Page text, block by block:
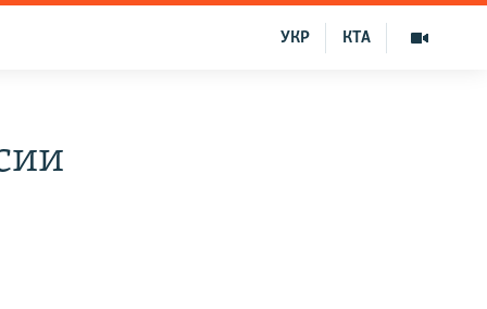
КТА
УКР